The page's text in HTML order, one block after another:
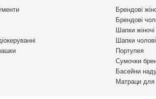
Брендові
Брендові
Шапки жіночі
Шапки
Портупея
Сумочки
Басейни
Матраци для